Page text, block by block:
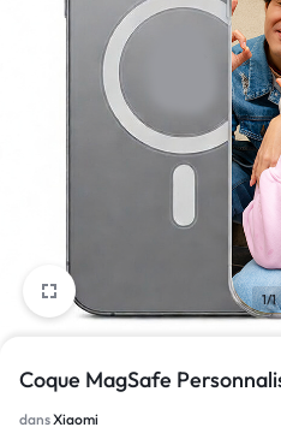
1/1
Coque MagSafe
dansXiaomi